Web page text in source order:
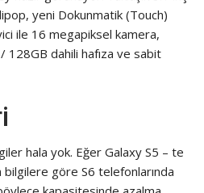
yeni Dokunmatik (Touch)
ile 16 megapiksel kamera,
dahili hafıza ve sabit
hala yok. Eğer Galaxy S5 – te
göre S6 telefonlarında